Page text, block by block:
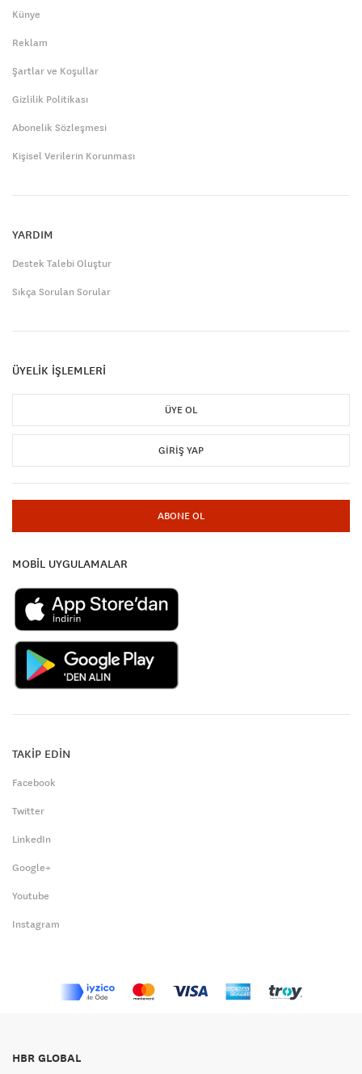
Künye
Reklam
Şartlar ve Koşullar
Gizlilik Politikası
Abonelik Sözleşmesi
Kişisel Verilerin Korunması
YARDIM
Destek Talebi Oluştur
Sıkça Sorulan Sorular
ÜYELİK İŞLEMLERİ
ÜYE OL
GIRIŞ YAP
ABONE OL
MOBİL UYGULAMALAR
TAKİP EDİN
Facebook
Twitter
LinkedIn
Google+
Youtube
Instagram
HBR GLOBAL